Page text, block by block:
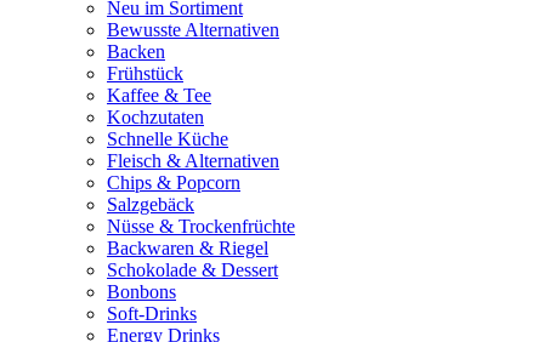
Neu im Sortiment
Bewusste Alternativen
Backen
Frühstück
Kaffee & Tee
Kochzutaten
Schnelle Küche
Fleisch & Alternativen
Chips & Popcorn
Salzgebäck
Nüsse & Trockenfrüchte
Backwaren & Riegel
Schokolade & Dessert
Bonbons
Soft-Drinks
Energy Drinks